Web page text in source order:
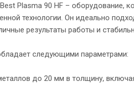
Plasma 90 HF – оборудование,
технологии. Он идеально
результаты работы и
следующими параметрами:
до 20 мм в толщину,